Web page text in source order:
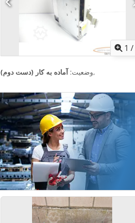
1 /
وضعیت: آماده به کار (دست دوم) ,